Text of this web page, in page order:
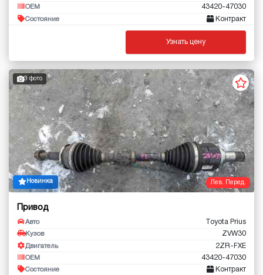
OEM 43420-47030
Состояние Контракт
Узнать цену
Лев. Перед.
3 фото
Новинка
Привод
Авто Toyota Prius
Кузов ZVW30
Двигатель 2ZR-FXE
OEM 43420-47030
Состояние Контракт